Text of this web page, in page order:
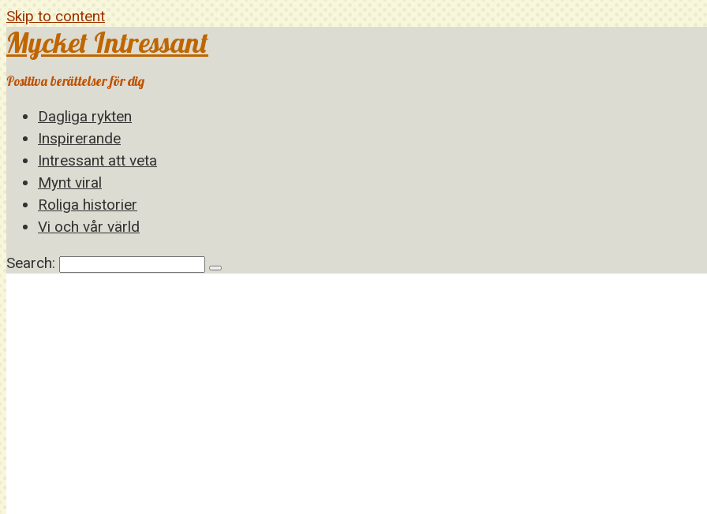
Skip to content
Mycket Intressant
Positiva berättelser för dig
Dagliga rykten
Inspirerande
Intressant att veta
Mynt viral
Roliga historier
Vi och vår värld
Search: